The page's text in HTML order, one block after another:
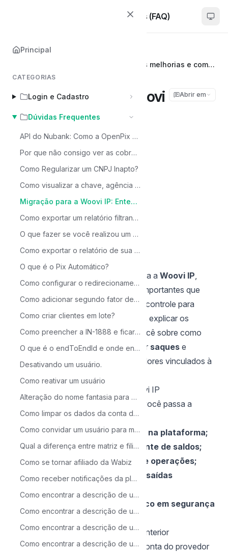
Woovi | Dúvidas Frequentes (FAQ)
Principal
CATEGORIAS
Login e Cadastro
Dúvidas Frequentes
API do Nubank: Como a OpenPix pode ser a solução que você procura?
Por que não consigo ver as cobranças ou editar a data de expiração?
Como Regularizar um CNPJ Inapto?
Como visualizar a chave, agência e conta Woovi?
Migração para a Woovi IP: Entenda as melhorias e como realizar saques e reembolsos de sua conta anterior.
Como exportar um relatório filtrando por data?
O que fazer se você realizou um Pix Out para a conta errada?
Como exportar o relatório de sua conta virtual?
O que é o Pix Automático?
Como configurar o redirecionamento automático?
Como adicionar segundo fator de autenticação via APP à sua conta?
Como criar clientes em lote?
Como preencher a IN-1888 e ficar Regulamentado
O que é o endToEndId e onde encontrar.
Desativando um usuário.
Como reativar um usuário
Alteração do nome fantasia para MEI (Microeemprendedor Individual)
Como limpar os dados da conta de teste?
Como convidar um usuário para minha empresa
Qual a diferença entre matriz e filial?
Como se tornar afiliado da Wabiz
Como receber notificações da plataforma pelo navegador?
Como encontrar a descrição de uma transação no banco Santander
Como encontrar a descrição de uma transação no banco PicPay
Como encontrar a descrição de uma transação no banco Mercado Pago
Como encontrar a descrição de uma transação no banco Caixa
Principal
Migração para a Woovi IP: Entenda as melhorias e como realizar saques e reembolsos de sua conta anterior.
Migração para a Woovi
IP: Entenda as
melhorias e como
realizar saques e
reembolsos de sua
conta anterior.
Abrir em
Última atualização em Jan 8, 2026
Durante o processo de migração para a Woovi IP,
estamos implementando melhorias importantes que
trarão mais autonomia, segurança e controle para
nossos clientes. Neste artigo, vamos explicar os
benefícios da migração e orientar você sobre como
acessar a conta anterior para realizar saques e
reembolsos, caso ainda existam valores vinculados à
conta antiga do provedor.
Benefícios da migração para a Woovi IP
Com a nova estrutura da Woovi IP, você passa a
contar com:
Mais estabilidade e performance na plataforma;
Gestão centralizada e transparente de saldos;
Melhor separação entre contas e operações;
Maior controle sobre entradas e saídas
financeiras;
Atualizações constantes com foco em segurança
💰 Como realizar o saque da conta anterior
Se ainda há valores disponíveis na conta do provedor